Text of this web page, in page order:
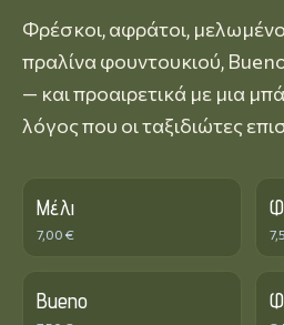
Φρέσκοι, αφράτοι,
πραλίνα φουντουκιού,
— και προαιρετικά με μια
λόγος που οι ταξιδιώτες
Μέλι
7,00 €
Bueno